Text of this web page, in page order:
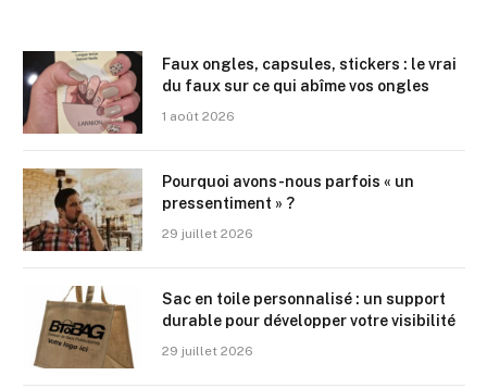
Faux ongles, capsules, stickers : le vrai
du faux sur ce qui abîme vos ongles
1 août 2026
Pourquoi avons-nous parfois « un
pressentiment » ?
29 juillet 2026
Sac en toile personnalisé : un support
durable pour développer votre visibilité
29 juillet 2026